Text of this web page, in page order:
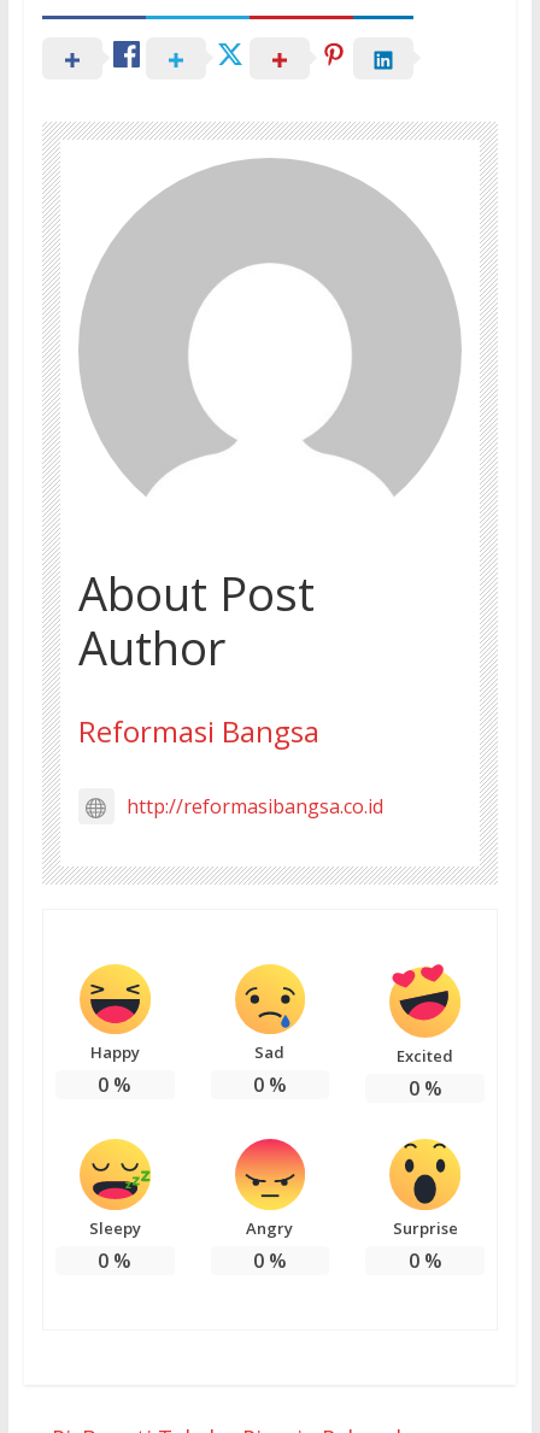
About Post
Author
Reformasi Bangsa
http://reformasibangsa.co.id
Happy
0 %
Sad
0%
Excited
0%
Sleepy
0 %
Angry
0%
Surprise
0%